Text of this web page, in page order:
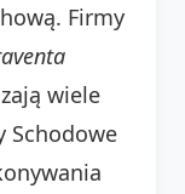
Firmy
wiele
Schodowe